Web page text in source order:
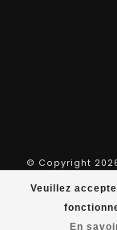
Veuillez
En
© Copyright
Echo Sports